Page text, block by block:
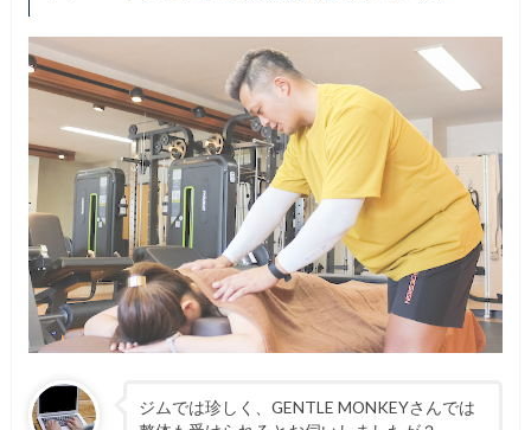
ジムでは珍しく、GENTLE MONKEYさんでは